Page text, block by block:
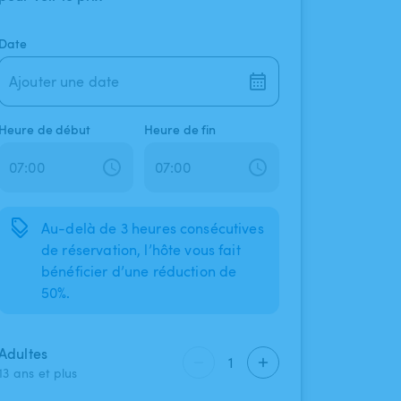
Ajouter une date
de début Heure de fin
Au-delà de 3 heures consécutives
de réservation, l’hôte vous fait
bénéficier d’une réduction de
50%.
ans et plus
1